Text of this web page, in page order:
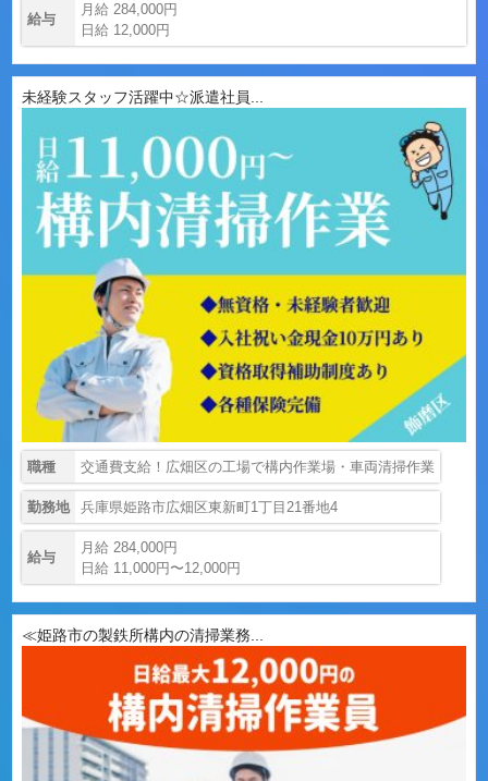
給与
月給 284,000円
日給 12,000円
未経験スタッフ活躍中☆派遣社員...
職種 交通費支給！広畑区の工場で構内作業場・車両清掃作業
勤務地 兵庫県姫路市広畑区東新町1丁目21番地4
給与
月給 284,000円
日給 11,000円〜12,000円
≪姫路市の製鉄所構内の清掃業務...